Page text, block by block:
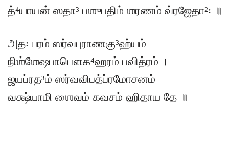
த்⁴யாயன் ஸதா³ பஶுபதிம் ஶரணம் வ்ரஜேதா²꞉ ॥
அத꞉ பரம் ஸர்வபுராணகு³ஹ்யம்
நிஶ்ஶேஷபாபௌக⁴ஹரம் பவித்ரம் ।
ஜயப்ரத³ம் ஸர்வவிபத்ப்ரமோசனம்
வக்ஷ்யாமி ஶைவம் கவசம் ஹிதாய தே ॥